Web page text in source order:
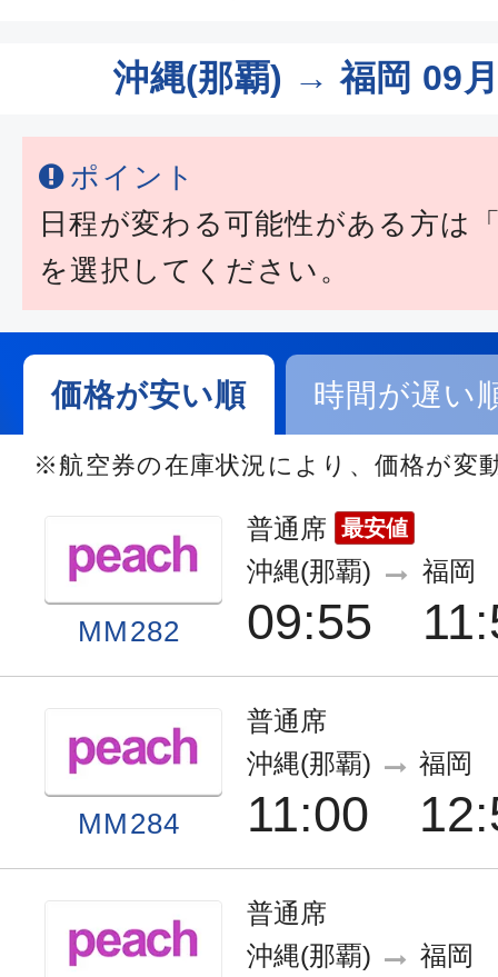
沖縄(那覇) → 福岡 09
ポイント
日程が変わる可能性がある方は
を選択してください。
価格が安い順 時間が遅い
※航空券の在庫状況により、価格が変
MM282
普通席 最安値
沖縄(那覇)
09:55
福岡
MM284
普通席
沖縄(那覇)
11:00
福岡
普通席
沖縄(那覇)
福岡